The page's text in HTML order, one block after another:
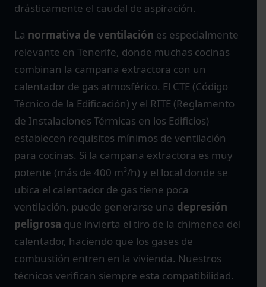
drásticamente el caudal de aspiración.
La normativa de ventilación es especialmente
relevante en Tenerife, donde muchas cocinas
combinan la campana extractora con un
calentador de gas atmosférico. El CTE (Código
Técnico de la Edificación) y el RITE (Reglamento
de Instalaciones Térmicas en los Edificios)
establecen requisitos mínimos de ventilación
para cocinas. Si la campana extractora es muy
potente (más de 400 m³/h) y el local donde se
ubica el calentador de gas tiene poca
ventilación, puede generarse una depresión
peligrosa que invierta el tiro de la chimenea del
calentador, haciendo que los gases de
combustión entren en la vivienda. Nuestros
técnicos verifican siempre esta compatibilidad.